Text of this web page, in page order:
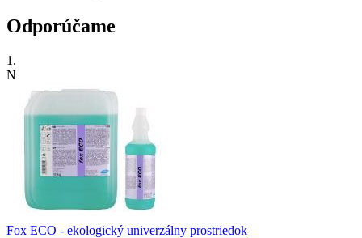
Odporúčame
1.
N
Fox ECO - ekologický univerzálny prostriedok